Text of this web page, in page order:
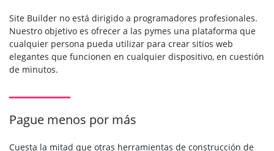
Site Builder no está dirigido a programadores profesionales.
Nuestro objetivo es ofrecer a las pymes una plataforma que
cualquier persona pueda utilizar para crear sitios web
elegantes que funcionen en cualquier dispositivo, en cuestión
de minutos.
Pague menos por más
Cuesta la mitad que otras herramientas de construcción de